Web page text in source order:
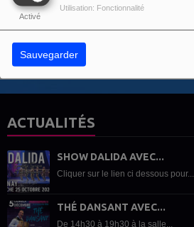
Activé
Utilisation: Fonctionnalité
Sauvegarder
ACTUALITÉS
SHOW DALIDA AVEC...
Cliquer sur le lien ci dessous pour...
THÉ DANSANT AVEC...
De 14h30 à 19h30 à la salle...